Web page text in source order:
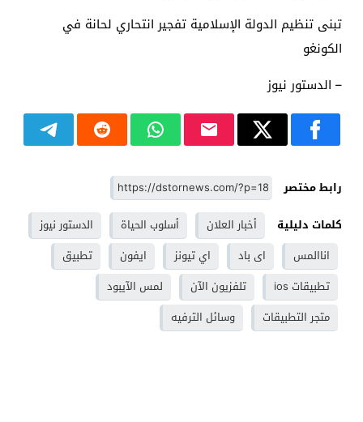
تبنى تنظيم الدولة الإسلامية تفجير انتحاري لحانة في
الكونغو
– الدستور نيوز
رابط مختصر
كلمات دليلية
أخبار العلان أسلوب الحياة
الدستور نيوز
اناالمس
اى باد اي تيونز ايفون
تطبيق
تطبيقات ios
تلفزيون الآن
لمس الآيبود
متجر التطبيقات
وسائل الترفيه